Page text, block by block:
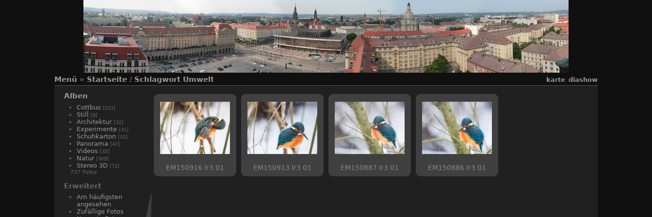
Menü » Startseite / Schlagwort Umwelt karte diashow
Alben
Cottbus [221]
Still [8]
Architektur [32]
Experimente [31]
Schuhkarton [31]
Panorama [47]
Videos [35]
Natur [309]
Stereo 3D [72]
737 Fotos
Erweitert
Am häufigsten
angesehen
Zufällige Fotos
EM150916 lr3 01 EM150913 lr3 01 EM150887 lr3 01 EM150886 lr3 01